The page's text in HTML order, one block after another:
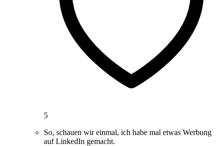
5
So, schauen wir einmal, ich habe mal etwas Werbung
auf LinkedIn gemacht.